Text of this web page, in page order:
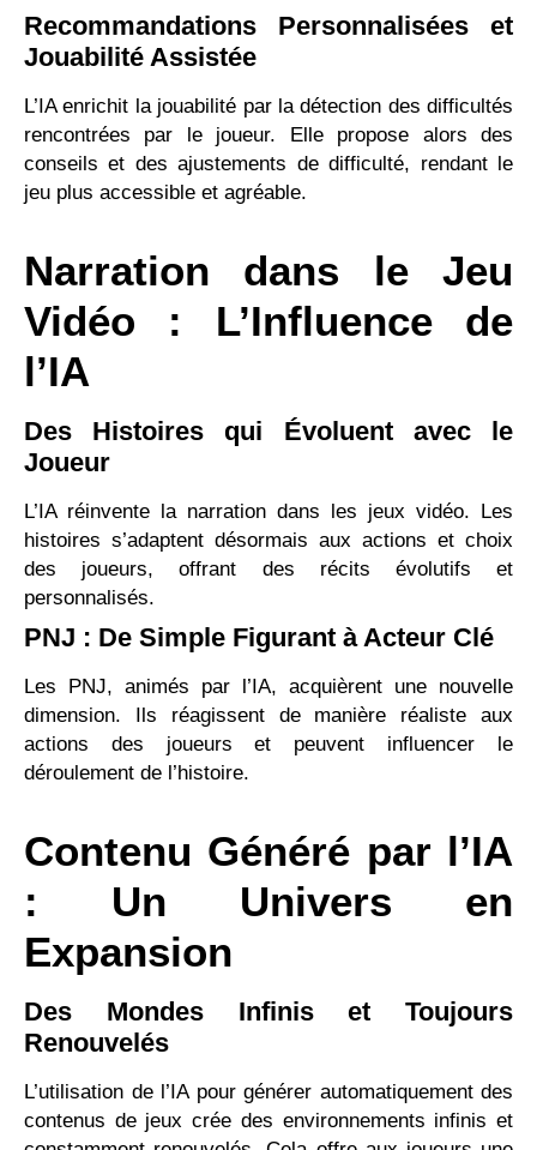
Recommandations Personnalisées et
Jouabilité Assistée
L’IA enrichit la jouabilité par la détection des difficultés
rencontrées par le joueur. Elle propose alors des
conseils et des ajustements de difficulté, rendant le
jeu plus accessible et agréable.
Narration dans le Jeu
Vidéo : L’Influence de
l’IA
Des Histoires qui Évoluent avec le
Joueur
L’IA réinvente la narration dans les jeux vidéo. Les
histoires s’adaptent désormais aux actions et choix
des joueurs, offrant des récits évolutifs et
personnalisés.
PNJ : De Simple Figurant à Acteur Clé
Les PNJ, animés par l’IA, acquièrent une nouvelle
dimension. Ils réagissent de manière réaliste aux
actions des joueurs et peuvent influencer le
déroulement de l’histoire.
Contenu Généré par l’IA
: Un Univers en
Expansion
Des Mondes Infinis et Toujours
Renouvelés
L’utilisation de l’IA pour générer automatiquement des
contenus de jeux crée des environnements infinis et